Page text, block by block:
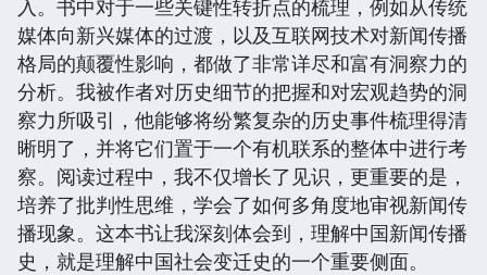
入。书中对于一些关键性转折点的梳理，例如从传统
媒体向新兴媒体的过渡，以及互联网技术对新闻传播
格局的颠覆性影响，都做了非常详尽和富有洞察力的
分析。我被作者对历史细节的把握和对宏观趋势的洞
察力所吸引，他能够将纷繁复杂的历史事件梳理得清
晰明了，并将它们置于一个有机联系的整体中进行考
察。阅读过程中，我不仅增长了见识，更重要的是，
培养了批判性思维，学会了如何多角度地审视新闻传
播现象。这本书让我深刻体会到，理解中国新闻传播
史，就是理解中国社会变迁史的一个重要侧面。